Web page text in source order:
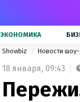
ЭКОНОМИКА
Showbiz Новости шоу-
18 января, 09:43